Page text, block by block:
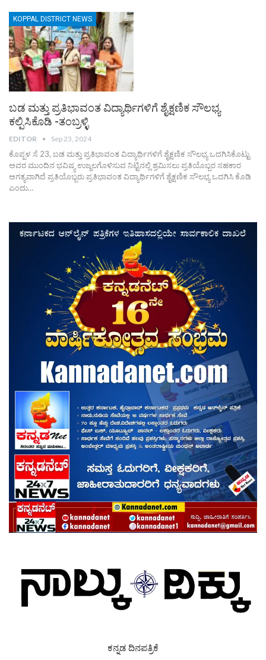
KOPPAL DISTRICT NEWS
ಬಡ ಮತ್ತು ಪ್ರತಿಭಾವಂತ ವಿದ್ಯಾರ್ಥಿಗಳಿಗೆ ಶೈಕ್ಷಣಿಕ ಸೌಲಭ್ಯ
ಕಲ್ಪಿಸಿಕೊಡಿ -ತಂಬ್ರಳ್ಳಿ
EDITOR Sep 23, 2024
ಕೊಪ್ಪಳ ಸೆ 23, ಬಡ ಮತ್ತು ಪ್ರತಿಭಾವಂತ ವಿದ್ಯಾರ್ಥಿಗಳಿಗೆ ಶೈಕ್ಷಣಿಕ ಸೌಲಭ್ಯ ಒದಗಿಸಿಕೊಟ್ಟು
ಅವರ ಮುಂದಿನ ಭವಿಷ್ಯ ಉಜ್ಜಲಗೊಳಿಸುವ ನಿಟ್ಟಿನಲ್ಲಿ ಶ್ರಮಿಸಲು ಪ್ರತಿಯೊಬ್ಬರ ಸಹಕಾರ
ಅಗತ್ಯವಾಗಿದೆ ಪ್ರತಿಯೊಬ್ಬರು ಪ್ರತಿಭಾವಂತ ವಿದ್ಯಾರ್ಥಿಗಳಿಗೆ ಶೈಕ್ಷಣಿಕ ಸೌಲಭ್ಯ ಒದಗಿಸಿ ಕೊಡಿ
ಎಂದು…
ಕನ್ನಡ ದಿನಪತ್ರಿಕೆ